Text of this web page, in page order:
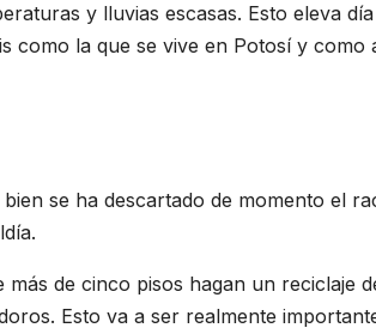
y lluvias escasas. Esto eleva
como la que se vive en Potosí y como
se ha descartado de momento el
de cinco pisos hagan un reciclaje
Esto va a ser realmente